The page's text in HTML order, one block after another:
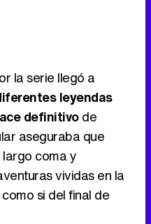
la serie llegó a
leyendas
definitivode
aseguraba que
coma y
vividas en la
si del final de